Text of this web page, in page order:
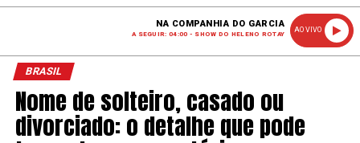
NA COMPANHIA DO GARCIA
A SEGUIR: 04:00 - SHOW DO HELENO ROTAY
AO VIVO
BRASIL
Nome de solteiro, casado ou
divorciado: o detalhe que pode